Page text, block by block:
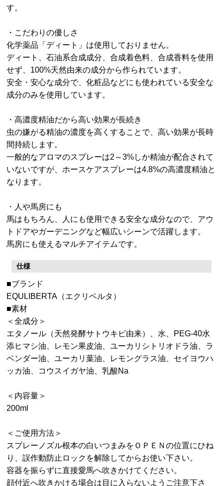
す。
・こだわりの優しさ
化学薬品「ディート」は使用しておりません。
ディート、石油系合成成分、合成着色料、合成香料を使用
せず、100%天然由来の成分から作られています。
安全・安心な成分で、化粧品などにも使われている安全な
成分のみを使用しています。
・高濃度精油だから高い効果が長続き
虫の嫌がる精油の濃度を高くすることで、高い効果が長時
間持続します。
一般的なアロマのスプレーは2～3%しか精油が配合されて
いないですが、ホースケアスプレーは4.8%の高濃度精油と
なります。
・人や馬房にも
馬はもちろん、人にも使用できる安全な成分なので、アウ
トドアやガーデニングなど幅広いシーンで活躍します。
馬房にも使えるマルチアイテムです。
仕様
■ブランド
EQULIBERTA（エクリベルタ）
■素材
＜全成分＞
エタノール（天然発酵サトウキビ由来）、水、PEG-40水
添ヒマシ油、レモン果皮油、ユーカリシトリオドラ油、ラ
ベンダー油、ユーカリ葉油、レモングラス油、セイヨウハ
ッカ油、コウスイガヤ油、乳酸Na
＜内容量＞
200ml
＜ご使用方法＞
スプレーノズル根本の白いつまみをＯＰＥＮの位置にひね
り、誤作動防止ロックを解除してからお使い下さい。
容器を振らずに直接愛馬へ吹きかけてください。
顔付近へ吹きかける場合は目に入らないようご注意下さ